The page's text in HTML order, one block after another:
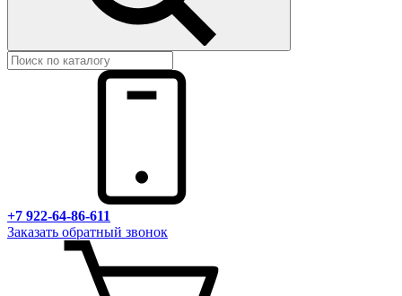
+7 922-64-86-611
Заказать обратный звонок